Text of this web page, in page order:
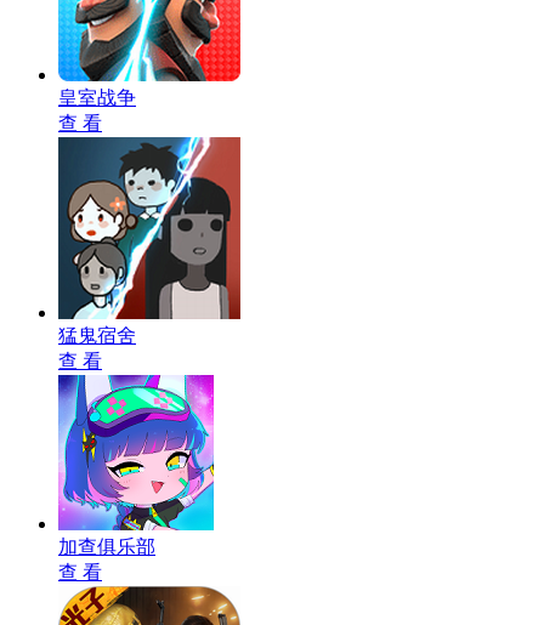
皇室战争
查 看
猛鬼宿舍
查 看
加查俱乐部
查 看